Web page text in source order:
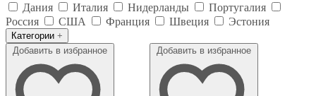
Дания
Италия Нидерланды
Португалия
Россия
США Франция Швеция Эстония
Категории +
Добавить в избранное
Добавить в избранное